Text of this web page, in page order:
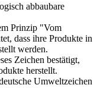
abbaubare
Prinzip "Vom
dass ihre Produkte in
werden.
Zeichen bestätigt,
herstellt.
Umweltzeichen